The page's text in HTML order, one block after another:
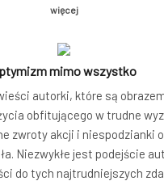
więcej
mimo wszystko
autorki, które są
obfitującego w trudne
zwroty akcji i niespodzianki
Niezwykłe jest podejście
do tych najtrudniejszych